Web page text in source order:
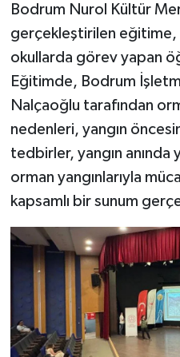
Bodrum Nurol Kültür
gerçekleştirilen eğitime,
okullarda görev yapan
Eğitimde, Bodrum
Nalçaoğlu tarafından
nedenleri, yangın
tedbirler, yangın anında
orman yangınlarıyla
kapsamlı bir sunum